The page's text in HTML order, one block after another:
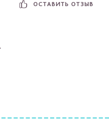
ОСТАВИТЬ ОТЗЫВ